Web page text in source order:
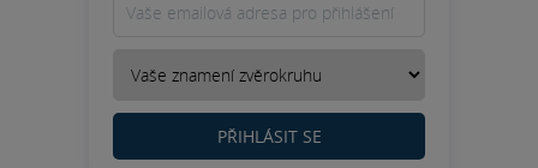
PŘIHLÁSIT SE